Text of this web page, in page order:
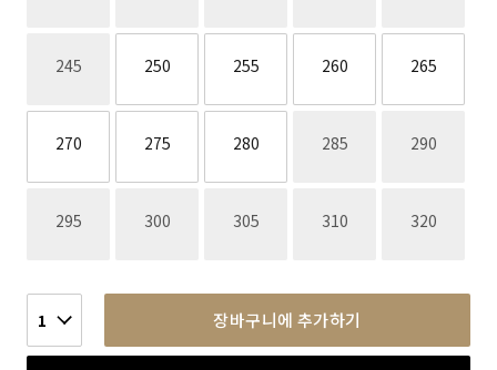
245재고없음 250 255 260 265
270 275 280 285재고없음 290재고없음
295재고없음 300재고없음 305재고없음 310재고없음 320재고없음
1 장바구니에 추가하기